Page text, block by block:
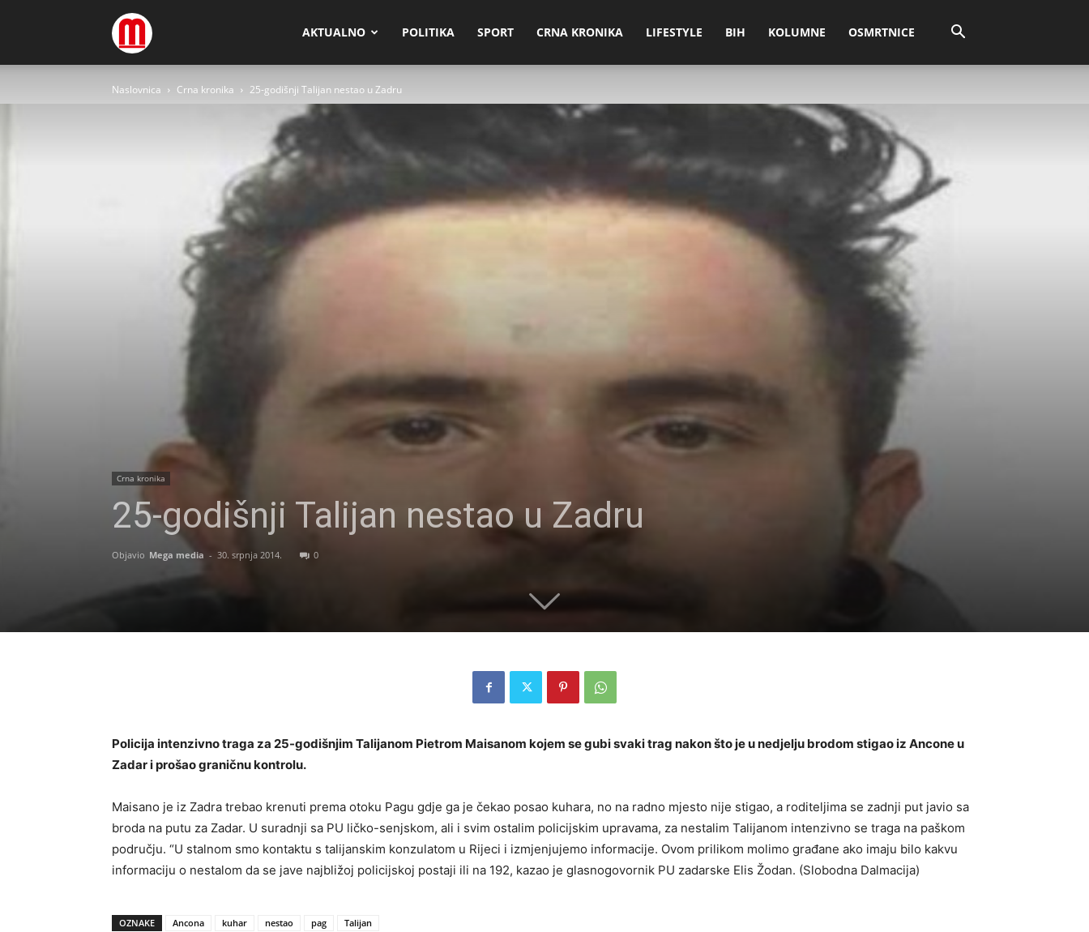
Megamedia AKTUALNO POLITIKA SPORT CRNA KRONIKA LIFESTYLE BIH KOLUMNE OSMRTNICE
Naslovnica Crna kronika 25-godišnji Talijan nestao u Zadru
Crna kronika
25-godišnji Talijan nestao u Zadru
Objavio Mega media - 30. srpnja 2014. 0
Policija intenzivno traga za 25-godišnjim Talijanom Pietrom Maisanom kojem se gubi svaki trag nakon što je u nedjelju brodom stigao iz Ancone u
Zadar i prošao graničnu kontrolu.
Maisano je iz Zadra trebao krenuti prema otoku Pagu gdje ga je čekao posao kuhara, no na radno mjesto nije stigao, a roditeljima se zadnji put javio sa
broda na putu za Zadar. U suradnji sa PU ličko-senjskom, ali i svim ostalim policijskim upravama, za nestalim Talijanom intenzivno se traga na paškom
području. “U stalnom smo kontaktu s talijanskim konzulatom u Rijeci i izmjenjujemo informacije. Ovom prilikom molimo građane ako imaju bilo kakvu
informaciju o nestalom da se jave najbližoj policijskoj postaji ili na 192, kazao je glasnogovornik PU zadarske Elis Žodan. (Slobodna Dalmacija)
OZNAKE Ancona kuhar nestao pag Talijan